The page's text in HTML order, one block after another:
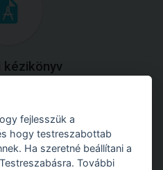
kézikönyv
elméleti anyaggal és
példával!
fejlesszük a
hogy testreszabottab
Ha szeretné beállítani a
További